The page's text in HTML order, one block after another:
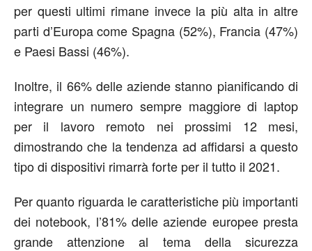
per questi ultimi rimane invece la più alta in altre
parti d’Europa come Spagna (52%), Francia (47%)
e Paesi Bassi (46%).
Inoltre, il 66% delle aziende stanno pianificando di
integrare un numero sempre maggiore di laptop
per il lavoro remoto nei prossimi 12 mesi,
dimostrando che la tendenza ad affidarsi a questo
tipo di dispositivi rimarrà forte per il tutto il 2021.
Per quanto riguarda le caratteristiche più importanti
dei notebook, l’81% delle aziende europee presta
grande attenzione al tema della sicurezza